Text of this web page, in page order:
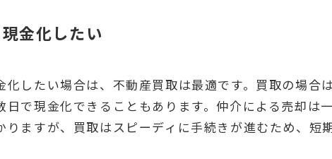
金化したい
化したい場合は、不動産買取は最適です。買取の場合
日で現金化できることもあります。仲介による売却は
りますが、買取はスピーディに手続きが進むため、短